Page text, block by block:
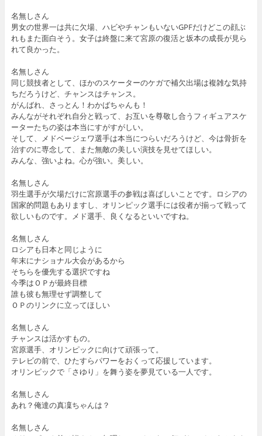
名無しさん
男女の世界一は共に欠場、ハビやチャンもいないGPFだけどこの顔ぶ
れもまた面白そう。女子は終盤に来て宮原の復活と坂本の成長が見ら
れて良かった。
名無しさん
同じ競技者として、ほかのスケーターのケガで補欠出場は複雑な気持
ちだろうけど、チャンスはチャンス。
がんばれ、さっとん！わかばちゃんも！
みんながそれぞれ自分と戦って、お互いを尊敬し合うフィギュアスケ
ーターたちの姿は本当にすがすがしい。
そして、メドベージェワ選手は本当につらいだろうけど、今は骨折を
治すのに専念して、また無敵の美しい演技を見せてほしい。
みんな、強いよね。心が強い。美しい。
名無しさん
羽生選手が欠場だけに宮原選手の参戦は喜ばしいことです。ロシアの
国家的問題もありますし、オリンピック選手には役者が揃って戦って
欲しいものです。メド選手、良くなるといいですね。
名無しさん
ロシアも日本と同じように
年末にナショナル大会があるから
そちらを優先する選択ですね
今季はＯＰが最終目標
誰も彼も無理せず調整して
ＯＰのリンクに立ってほしい
名無しさん
チャンスは活かすもの。
宮原選手、オリンピックに向けて頑張って。
テレビの前で、ひたすらパワーをおくって応援しています。
オリンピックで「さゆり」を舞う姿を夢見ている一人です。
名無しさん
あれ？俺達の真凜ちゃんは？
名無しさん